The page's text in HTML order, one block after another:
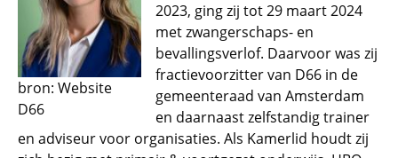
bron: Website
D66
2023, ging zij tot 29 maart 2024
met zwangerschaps- en
bevallingsverlof. Daarvoor was zij
fractievoorzitter van D66 in de
gemeenteraad van Amsterdam
en daarnaast zelfstandig trainer
en adviseur voor organisaties. Als Kamerlid houdt zij